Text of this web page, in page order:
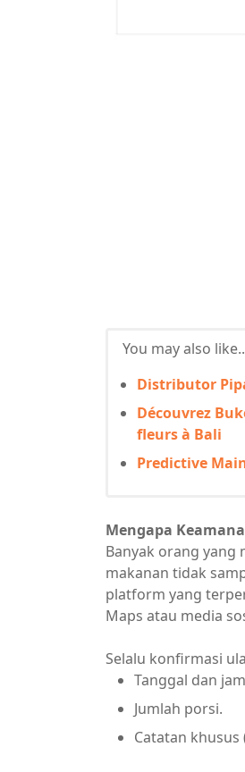
You may also
Distributor
Découvrez
fleurs à Bali
Predictive
Mengapa
​Banyak orang yang
makanan tidak
platform yang
Maps atau media
​Selalu konfirmasi
​Tanggal dan
Jumlah porsi.
​Catatan